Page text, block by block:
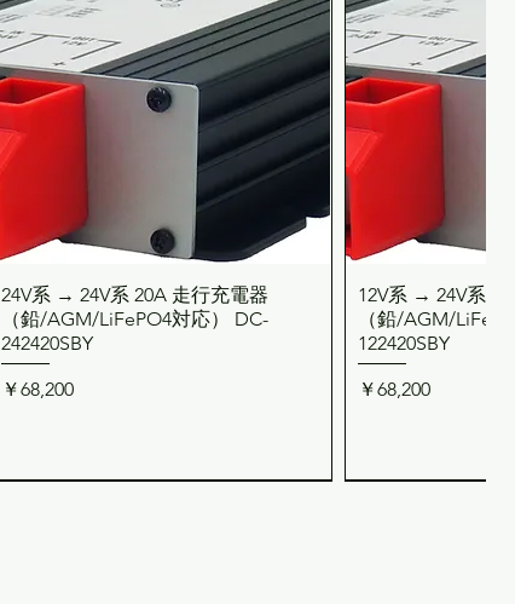
クイックビュー
24V系 → 24V系 20A 走行充電器
（鉛/AGM/LiFePO4対応） DC-
242420SBY
価格
￥68,200
クイッ
12V系 → 24V系
（鉛/AGM/
122420SBY
価格
￥68,200